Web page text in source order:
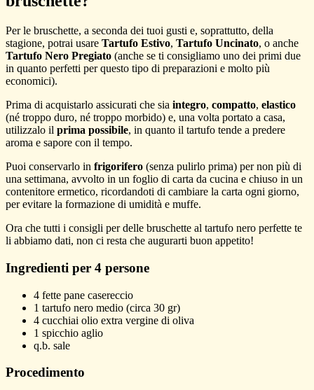
Per le bruschette, a seconda dei tuoi gusti e, soprattutto, della
stagione, potrai usare Tartufo Estivo, Tartufo Uncinato, o anche
Tartufo Nero Pregiato (anche se ti consigliamo uno dei primi due
in quanto perfetti per questo tipo di preparazioni e molto più
economici).
Prima di acquistarlo assicurati che sia integro, compatto, elastico
(né troppo duro, né troppo morbido) e, una volta portato a casa,
utilizzalo il prima possibile, in quanto il tartufo tende a predere
aroma e sapore con il tempo.
Puoi conservarlo in frigorifero (senza pulirlo prima) per non più di
una settimana, avvolto in un foglio di carta da cucina e chiuso in un
contenitore ermetico, ricordandoti di cambiare la carta ogni giorno,
per evitare la formazione di umidità e muffe.
Ora che tutti i consigli per delle bruschette al tartufo nero perfette te
li abbiamo dati, non ci resta che augurarti buon appetito!
Ingredienti per 4 persone
4 fette pane casereccio
1 tartufo nero medio (circa 30 gr)
4 cucchiai olio extra vergine di oliva
1 spicchio aglio
q.b. sale
Procedimento